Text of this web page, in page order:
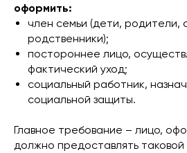
оформить:
член семьи (дети, родители,
родственники);
постороннее лицо,
фактический уход;
социальный работник,
социальной защиты.
Главное требование – лицо,
должно предоставлять